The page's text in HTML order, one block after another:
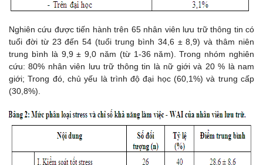
Nghiên cứu được tiến hành trên 65 nhân viên lưu trữ thông tin có
tuổi đời từ 23 đến 54 (tuổi trung bình 34,6 ± 8,9) và thâm niên
trung bình là 9,9 ± 9,0 năm (từ 1-36 năm). Trong nhóm nghiên
cứu: 80% nhân viên lưu trữ thông tin là nữ giới và 20 % là nam
giới; Trong đó, chủ yếu là trình độ đại học (60,1%) và trung cấp
(30,8%).